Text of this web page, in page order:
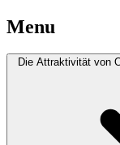
Menu
Die Attraktivität von